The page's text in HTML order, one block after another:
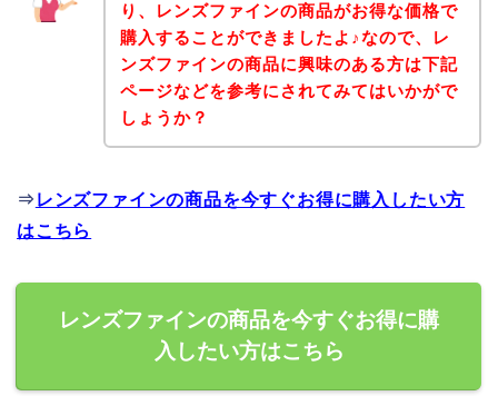
り、レンズファインの商品がお得な価格で
購入することができましたよ♪なので、レ
ンズファインの商品に興味のある方は下記
ページなどを参考にされてみてはいかがで
しょうか？
⇒ レンズファインの商品を今すぐお得に購入したい方
はこちら
レンズファインの商品を今すぐお得に購
入したい方はこちら